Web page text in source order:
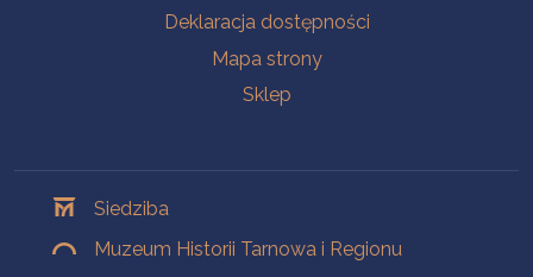
Deklaracja dostępności
Mapa strony
Sklep
Siedziba
Muzeum Historii Tarnowa i Regionu